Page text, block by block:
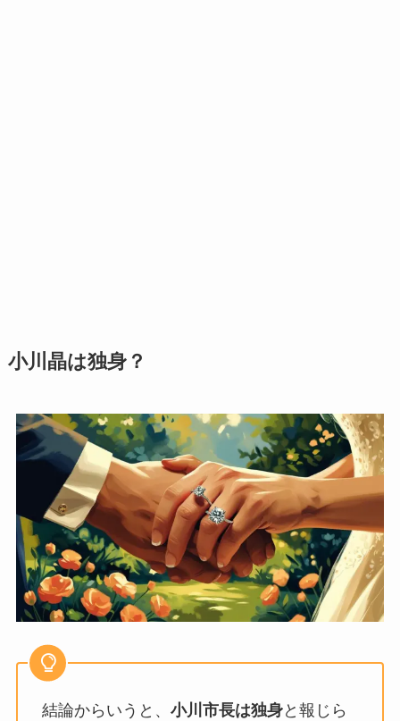
小川晶は独身？
結論からいうと、 小川市長は独身と報じら